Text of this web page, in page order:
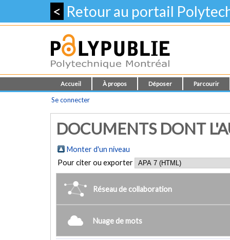
< Retour au portail
Accueil À propos Déposer Parcourir
Se connecter
DOCUMENTS DONT
Monter d'un niveau
Pour citer ou exporter
Réseau de collaboration
Nuage de mots